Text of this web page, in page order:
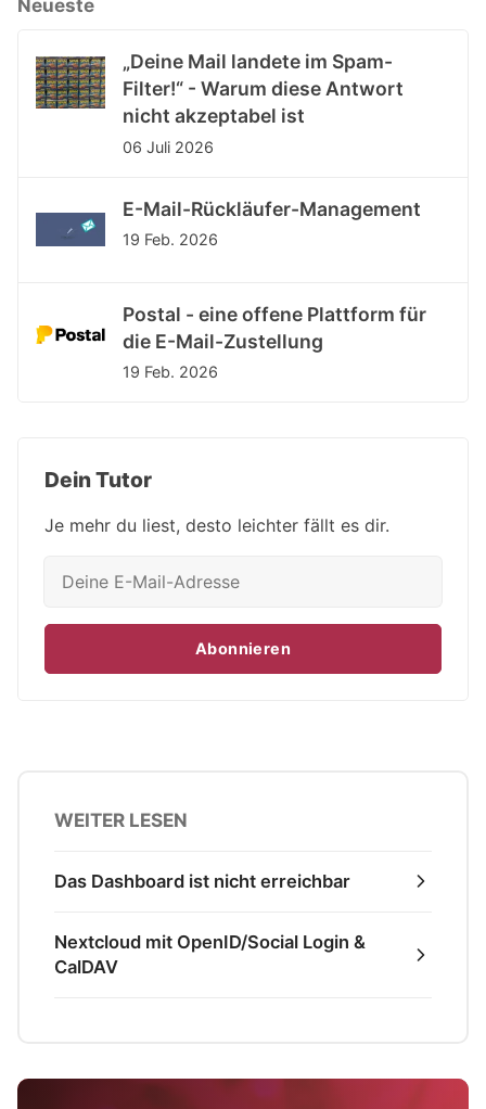
Neueste
„Deine Mail landete im Spam-
Filter!“ - Warum diese Antwort
nicht akzeptabel ist
06 Juli 2026
E-Mail-Rückläufer-Management
19 Feb. 2026
Postal - eine offene Plattform für
die E-Mail-Zustellung
19 Feb. 2026
Dein Tutor
Je mehr du liest, desto leichter fällt es dir.
Abonnieren
WEITER LESEN
Das Dashboard ist nicht erreichbar
Nextcloud mit OpenID/Social Login &
CalDAV